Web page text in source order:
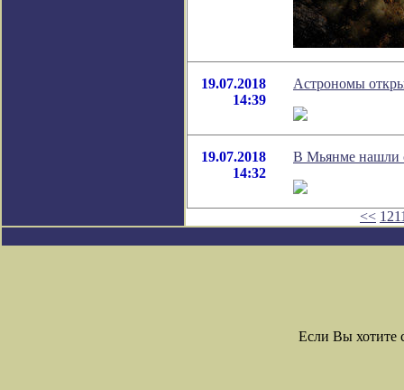
19.07.2018
14:39
Астрономы
19.07.2018
14:32
В Мьянме нашли
<<
Если Вы хотите